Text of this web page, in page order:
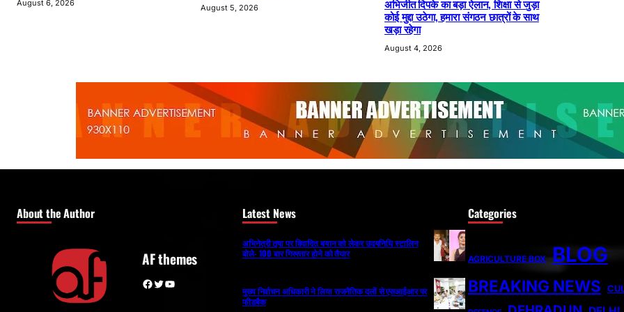
August 6, 2026 August 5, 2026
अभिजीत दिपके का बड़ा ऐलान, शिक्षा से जुड़ा
कोई मुद्दा उठेगा, हमारा संगठन छात्रों के साथ
खड़ा रहेगा
August 4, 2026
About the Author
AF themes
Facebook Twitter YouTube
Latest News
अभिनेत्री तृषा पर विवादित बयान को लेकर उदयनिधि स्टालिन
बोले- 100 बार गिरफ्तार होने को तैयार
मुख्य निर्वाचन अधिकारी ने लिया राजनैतिक दलों से एसआईआर पर
फीडबैक
Categories
AGRICULTURE BOX BLOG
BREAKING NEWS